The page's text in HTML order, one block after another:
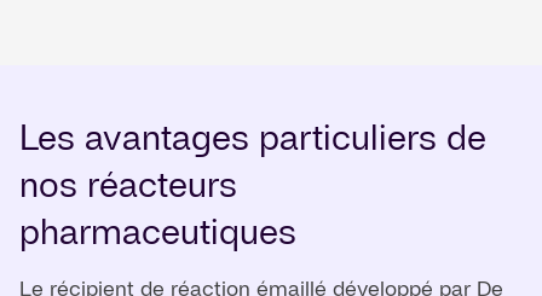
Les avantages particuliers de
nos réacteurs
pharmaceutiques
Le récipient de réaction émaillé développé par De